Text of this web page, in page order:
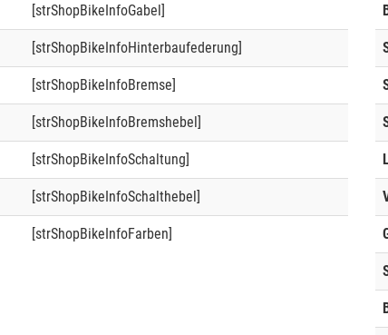
[strShopBikeInfoGabel]
[strShopBikeInfoHinterbaufederung]
[strShopBikeInfoBremse]
[strShopBikeInfoBremshebel]
[strShopBikeInfoSchaltung]
[strShopBikeInfoSchalthebel]
[strShopBikeInfoFarben]